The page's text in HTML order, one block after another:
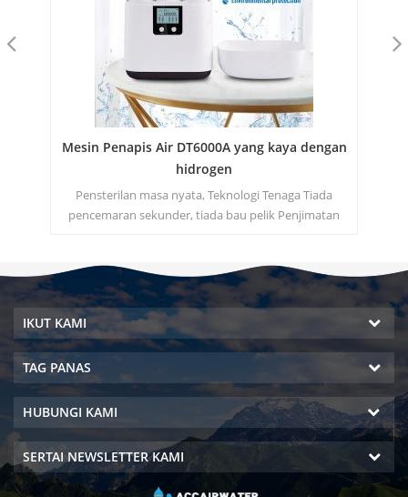
Mesin Penapis Air DT6000A yang kaya dengan
hidrogen
Pensterilan masa nyata, Teknologi Tenaga Tiada
pencemaran sekunder, tiada bau pelik Penjimatan
tiada kos air
IKUT KAMI
TAG PANAS
HUBUNGI KAMI
SERTAI NEWSLETTER KAMI